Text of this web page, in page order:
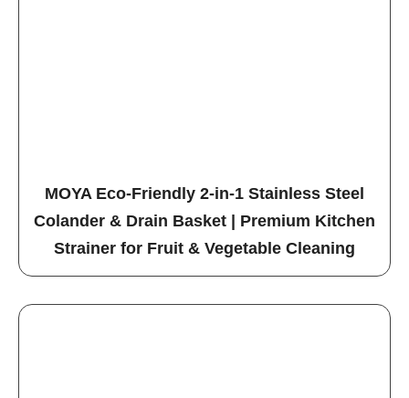
MOYA Eco-Friendly 2-in-1 Stainless Steel
Colander & Drain Basket | Premium Kitchen
Strainer for Fruit & Vegetable Cleaning